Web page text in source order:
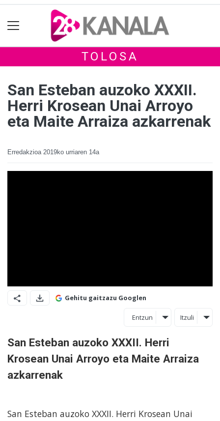
TOLOSA
San Esteban auzoko XXXII.
Herri Krosean Unai Arroyo
eta Maite Arraiza azkarrenak
Erredakzioa 2019ko urriaren 14a
Gehitu gaitzazu Googlen
Entzun Itzuli
San Esteban auzoko XXXII. Herri
Krosean Unai Arroyo eta Maite Arraiza
azkarrenak
San Esteban auzoko XXXII. Herri Krosean Unai